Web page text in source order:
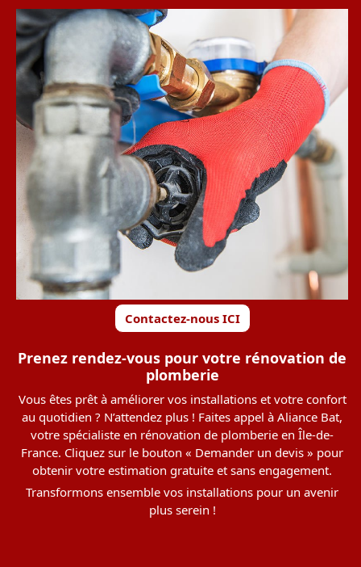
Contactez-nous ICI
Prenez rendez-vous pour votre rénovation de
plomberie
Vous êtes prêt à améliorer vos installations et votre confort
au quotidien ? N’attendez plus ! Faites appel à Aliance Bat,
votre spécialiste en rénovation de plomberie en Île-de-
France. Cliquez sur le bouton « Demander un devis » pour
obtenir votre estimation gratuite et sans engagement.
Transformons ensemble vos installations pour un avenir
plus serein !